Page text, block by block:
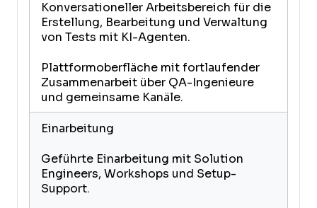
Konversationeller Arbeitsbereich für die
Erstellung, Bearbeitung und Verwaltung
von Tests mit KI-Agenten.
Plattformoberfläche mit fortlaufender
Zusammenarbeit über QA-Ingenieure
und gemeinsame Kanäle.
Einarbeitung
Geführte Einarbeitung mit Solution
Engineers, Workshops und Setup-
Support.